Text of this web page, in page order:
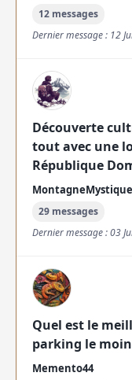
12 messages
Dernier message : 12
Découverte
tout avec une
République
29 messages
Dernier message : 03
Quel est le
parking le
Memento44